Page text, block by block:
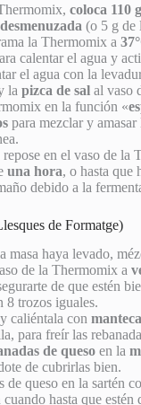
coloca 110
(o 5 g de
la Thermomix a
calentar el agua y
el agua con la
la pizca de sal al vaso
en la función «
para mezclar y amasar
en el vaso de la
una hora, o hasta que
debido a la
de Formatge)
masa haya levado,
de la Thermomix a
de que estén
8 trozos iguales.
caliéntala con
para freír las
de queso en la
de cubrirlas bien.
de queso en la sartén
hasta que estén